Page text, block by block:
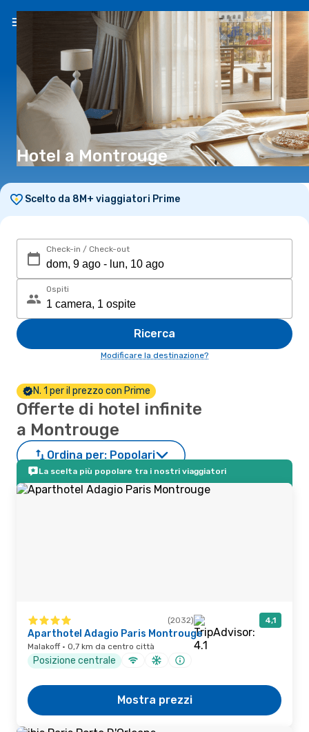
IT(€)
Hotel a Montrouge
Scelto da 8M+ viaggiatori Prime
Check-in / Check-out
Ospiti
Ricerca
Modificare la destinazione?
N. 1 per il prezzo con Prime
Offerte di hotel infinite
a Montrouge
Ordina per: Popolari
La scelta più popolare tra i nostri viaggiatori
(2032) 4,1
Aparthotel Adagio Paris Montrouge
Malakoff · 0,7 km da centro città
Posizione centrale
Mostra prezzi